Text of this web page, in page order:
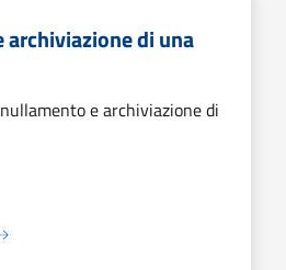
di una
e archiviazione di